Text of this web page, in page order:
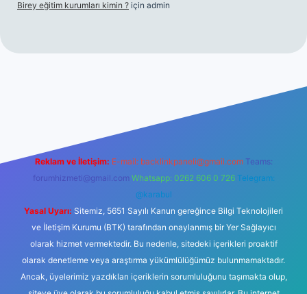
Birey eğitim kurumları kimin ? için admin
Reklam ve İletişim: E-mail: backlinkpaneli@gmail.com Teams:
forumhizmeti@gmail.com Whatsapp: 0262 606 0 726 Telegram:
@karabul
Yasal Uyarı: Sitemiz, 5651 Sayılı Kanun gereğince Bilgi Teknolojileri
ve İletişim Kurumu (BTK) tarafından onaylanmış bir Yer Sağlayıcı
olarak hizmet vermektedir. Bu nedenle, sitedeki içerikleri proaktif
olarak denetleme veya araştırma yükümlülüğümüz bulunmamaktadır.
Ancak, üyelerimiz yazdıkları içeriklerin sorumluluğunu taşımakta olup,